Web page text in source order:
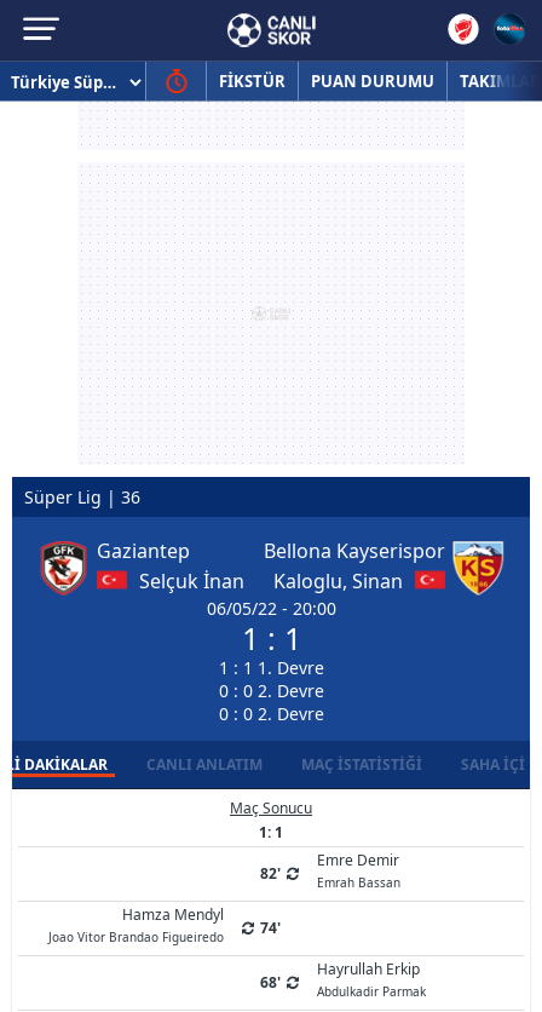
FİKSTÜR PUAN DURUMU TAKIMLAR
Süper Lig | 36
Gaziantep
Selçuk İnan
06/05/22 - 20:00
1 : 1
1 : 1 1. Devre
0 : 0 2. Devre
0 : 0 2. Devre
Bellona Kayserispor
Kaloglu, Sinan
DAKIKALAR CANLI ANLATIM MAÇ İSTATISTIĞI SAHA İÇI
Maç Sonucu
1: 1
82'
Emre Demir
Emrah Bassan
Hamza Mendyl
Joao Vitor Brandao Figueiredo 74'
68'
Hayrullah Erkip
Abdulkadir Parmak